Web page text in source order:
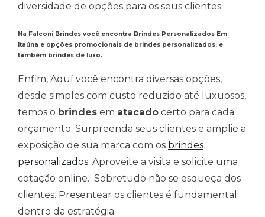
diversidade de opções para os seus clientes.
Na Falconi Brindes você encontra Brindes Personalizados Em
Itaúna e opções promocionais de brindes personalizados, e
também brindes de luxo.
Enfim, Aquí você encontra diversas opções,
desde simples com custo reduzido até luxuosos,
temos o brindes em atacado certo para cada
orçamento. Surpreenda seus clientes e amplie a
exposição de sua marca com os brindes
personalizados. Aproveite a visita e solicite uma
cotação online. Sobretudo não se esqueça dos
clientes. Presentear os clientes é fundamental
dentro da estratégia.